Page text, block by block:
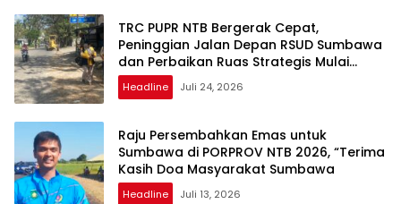
TRC PUPR NTB Bergerak Cepat,
Peninggian Jalan Depan RSUD Sumbawa
dan Perbaikan Ruas Strategis Mulai
Dikerjakan
Headline Juli 24, 2026
Raju Persembahkan Emas untuk
Sumbawa di PORPROV NTB 2026, “Terima
Kasih Doa Masyarakat Sumbawa
Headline Juli 13, 2026